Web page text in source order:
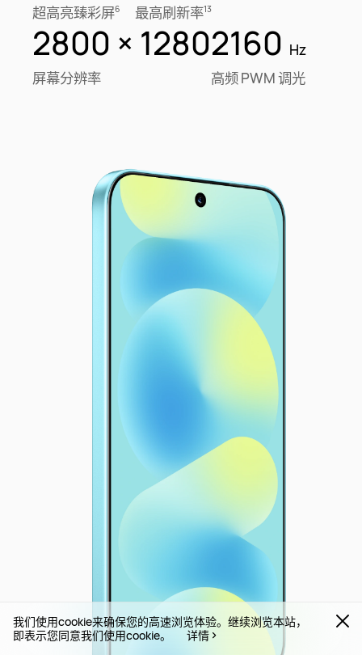
我们使用cookie来确保您的高速浏览体验。继续浏览本站，
即表示您同意我们使用cookie。
详情
超高亮臻彩屏6
最高刷新率13
2800 × 1280
屏幕分辨率
2160 Hz
高频 PWM 调光